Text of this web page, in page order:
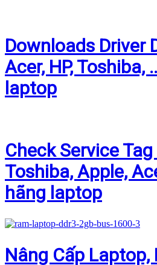
Downloads Driver
Acer, HP, Toshiba,
laptop
Check Service Tag
Toshiba, Apple,
hãng laptop
Nâng Cấp Laptop,